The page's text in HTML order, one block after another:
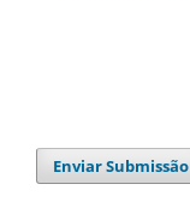
Enviar Submissão